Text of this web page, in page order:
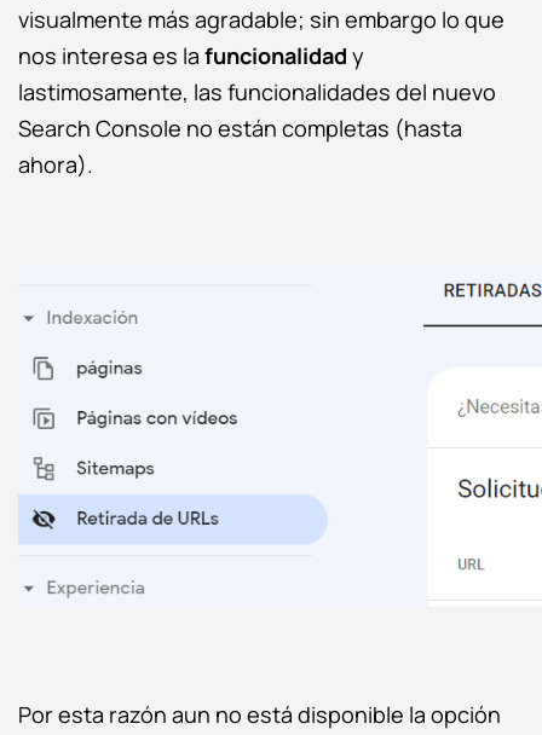
visualmente más agradable; sin embargo lo que
nos interesa es la funcionalidad y
lastimosamente, las funcionalidades del nuevo
Search Console no están completas (hasta
ahora).
Por esta razón aun no está disponible la opción